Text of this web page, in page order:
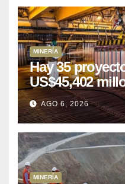
MINERÍA
Hay 35
US$45,402
puede
AGO 6, 2026
MINERÍA